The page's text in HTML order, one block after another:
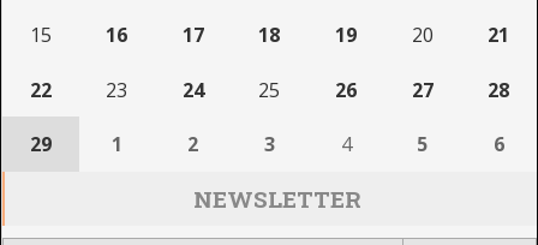
15 16 17 18 19 20 21
22 23 24 25 26 27 28
29 1 2 3 4 5 6
NEWSLETTER